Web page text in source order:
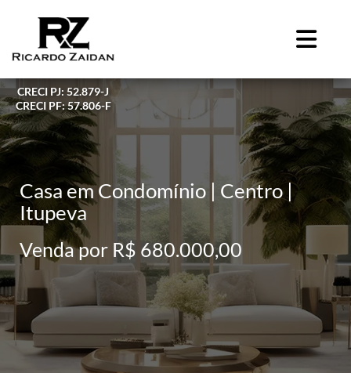
CRECI PJ: 52.879-J
CRECI PF: 57.806-F
Casa em Condomínio | Centro |
Itupeva
Venda por R$ 680.000,00